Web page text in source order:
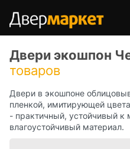
Двери экошпон
товаров
Двери в экошпоне
пленкой, имитирующей
- практичный, устойчивый к
влагоустойчивый материал.